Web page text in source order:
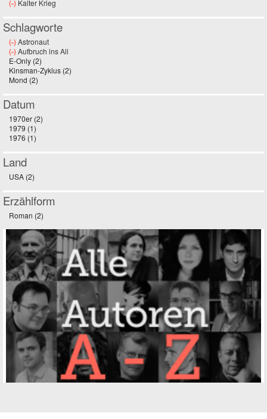
(-) Remove Kalter Krieg filter
Kalter Krieg
Schlagworte
(-)Remove Astronaut filter
Astronaut
(-)Remove Aufbruch ins All filter
Aufbruch ins All
E-Only (2)
Kinsman-Zyklus (2)
Mond (2)
Datum
1970er (2)
1979 (1)
1976 (1)
Land
USA (2)
Erzählform
Roman (2)